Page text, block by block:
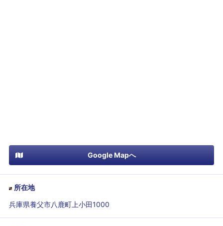
Google Mapへ
所在地
兵庫県養父市八鹿町上小田1000